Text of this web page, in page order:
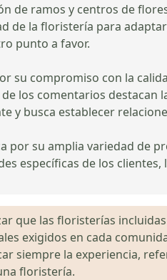
de ramos y centros de
de la floristería para
punto a favor.
su compromiso con la
los comentarios
y busca establecer
por su amplia variedad de
específicas de los
que las floristerías
exigidos en cada
siempre la experiencia,
floristería.